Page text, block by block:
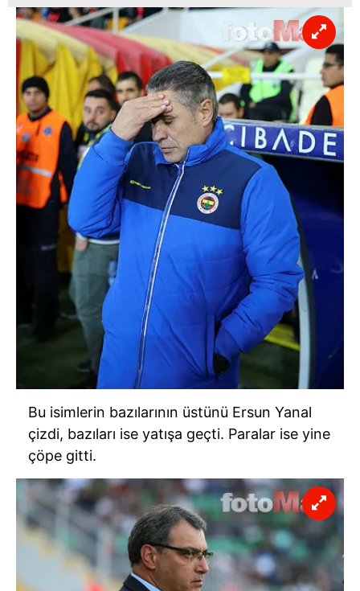
için Ayarlar butonuna tıklayabilir,
Çerez Bilgilendirme
Metnimiziziyaret edebilirsiniz.
6698 sayılı Kişisel Verilerin Korunması Kanunu uyarınca
hazırlanmış Aydınlatma Metnimizi okumak ve sitemizde
ilgili mevzuata uygun olarak kullanılan çerezlerle ilgili bilgi
almak için lütfentıklayınız.
Bu isimlerin bazılarının üstünü Ersun Yanal
çizdi, bazıları ise yatışa geçti. Paralar ise yine
çöpe gitti.